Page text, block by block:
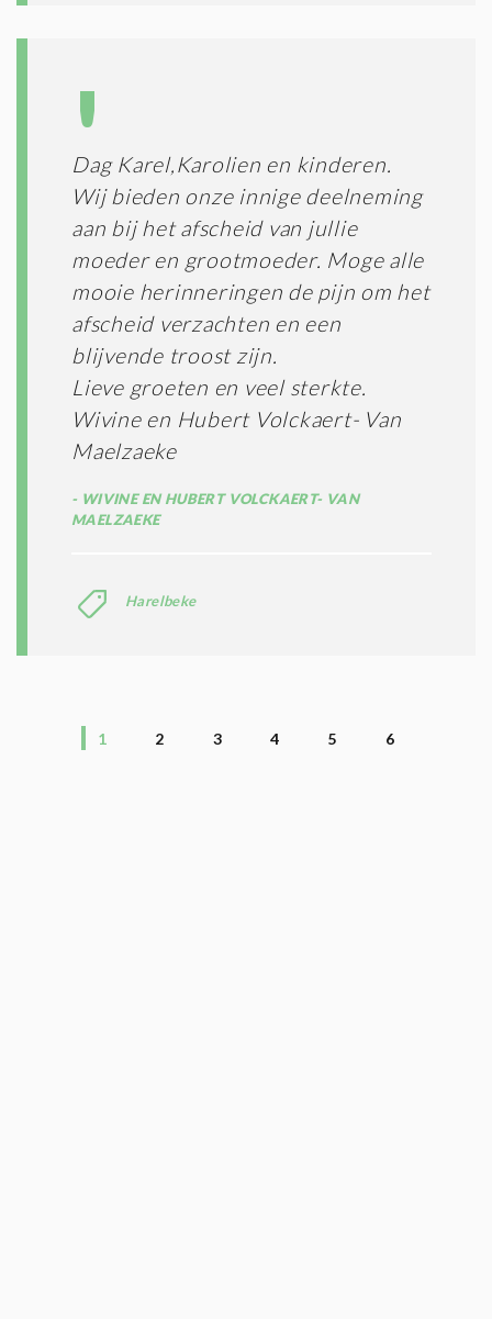
Dag Karel,Karolien en kinderen.
Wij bieden onze innige deelneming
aan bij het afscheid van jullie
moeder en grootmoeder. Moge alle
mooie herinneringen de pijn om het
afscheid verzachten en een
blijvende troost zijn.
Lieve groeten en veel sterkte.
Wivine en Hubert Volckaert- Van
Maelzaeke
WIVINE EN HUBERT VOLCKAERT- VAN
MAELZAEKE
Harelbeke
1 2 3 4 5 6